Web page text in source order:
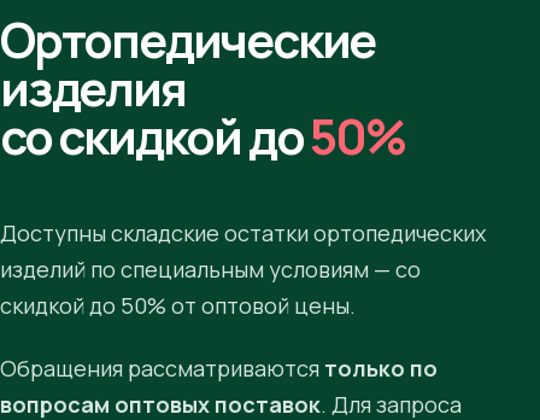
Ортопедические
изделия
со скидкой до50%
Доступны складские остатки ортопедических
изделий по специальным условиям — со
скидкой до 50% от оптовой цены.
Обращения рассматриваются только по
вопросам оптовых поставок. Для запроса